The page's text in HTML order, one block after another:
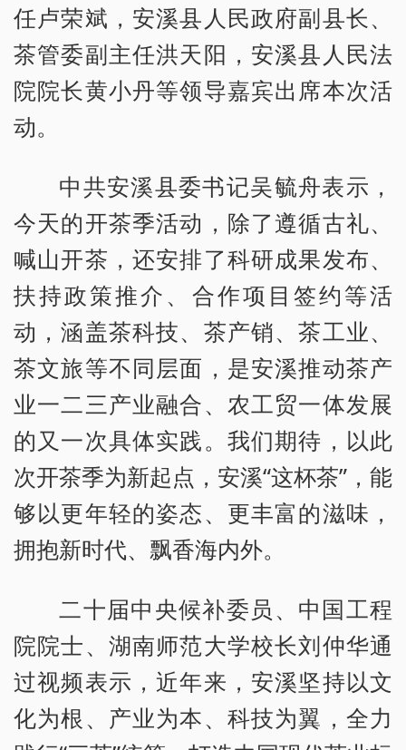
任卢荣斌，安溪县人民政府副县长、
茶管委副主任洪天阳，安溪县人民法
院院长黄小丹等领导嘉宾出席本次活
动。
中共安溪县委书记吴毓舟表示，
今天的开茶季活动，除了遵循古礼、
喊山开茶，还安排了科研成果发布、
扶持政策推介、合作项目签约等活
动，涵盖茶科技、茶产销、茶工业、
茶文旅等不同层面，是安溪推动茶产
业一二三产业融合、农工贸一体发展
的又一次具体实践。我们期待，以此
次开茶季为新起点，安溪“这杯茶”，能
够以更年轻的姿态、更丰富的滋味，
拥抱新时代、飘香海内外。
二十届中央候补委员、中国工程
院院士、湖南师范大学校长刘仲华通
过视频表示，近年来，安溪坚持以文
化为根、产业为本、科技为翼，全力